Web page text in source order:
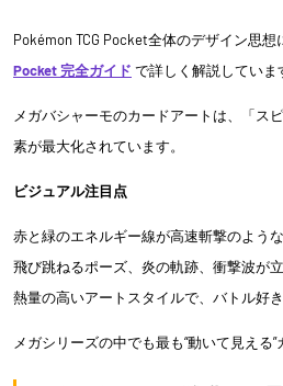
Pokémon TCG Pocket全体のデザイン思想
Pocket 完全ガイド で詳しく解説していま
メガバシャーモのカードアートは、「ス
素が最大化されています。
ビジュアル注目点
赤と緑のエネルギー線が高速斬撃のよう
飛び跳ねるポーズ、炎の軌跡、衝撃波が
熱量の高いアートスタイルで、バトル好
メガシリーズの中でも最も“動いて見える”